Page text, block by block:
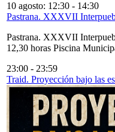
10 agosto: 12:30 - 14:30
Pastrana. XXXVII
Pastrana. XXXVII
12,30 horas Piscina
23:00 - 23:59
Traid. Proyección bajo las